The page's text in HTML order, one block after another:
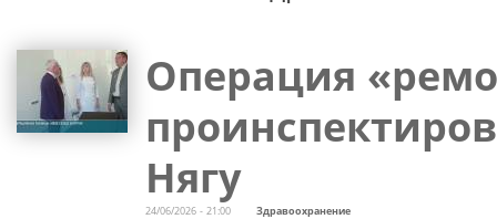
Операция
Нягу
24/06/2026 - 21:00 Здравоохранение